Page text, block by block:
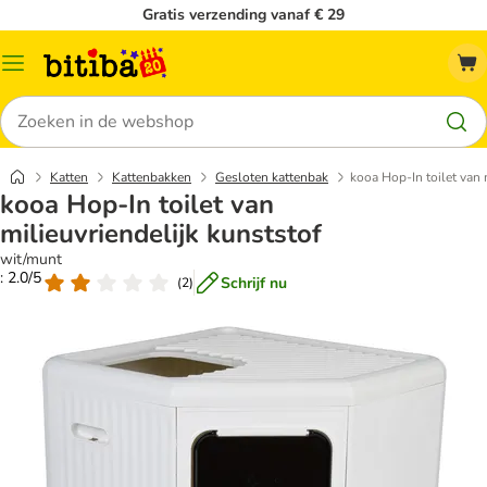
Gratis verzending vanaf € 29
Catalogusmenu
Zoeken
Katten Kattenbakken Gesloten kattenbak kooa Hop-In toilet
kooa Hop-In toilet van
milieuvriendelijk kunststof
wit/munt
: 2.0/5
(2) Schrijf nu